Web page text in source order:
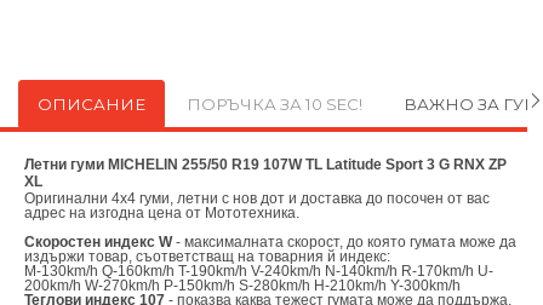
ОПИСАНИЕ ПОРЪЧКА ЗА 10 SEC! ВАЖНО ЗА
Летни гуми MICHELIN 255/50 R19 107W TL Latitude Sport 3 G RNX ZP
XL
Оригинални 4х4 гуми, летни с нов дот и доставка до посочен от вас
адрес на изгодна цена от Мототехника.
Скоростен индекс W- максималната скорост, до която гумата може да
издържи товар, съответстващ на товарния й индекс:
M-130km/h Q-160km/h T-190km/h V-240km/h N-140km/h R-170km/h U-
200km/h W-270km/h P-150km/h S-280km/h H-210km/h Y-300km/h
Теглови индекс 107 - показва каква тежест гумата може да поддържа,